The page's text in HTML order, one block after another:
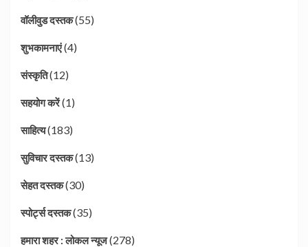
वॉलीवुड दस्तक(55)
शुभकामनाएं(4)
संस्कृति(12)
सहयोग करें(1)
साहित्य(183)
सुविचार दस्तक(13)
सेहत दस्तक(30)
स्पोर्ट्स दस्तक(35)
हमारा शहर : लोकल न्यूज(278)